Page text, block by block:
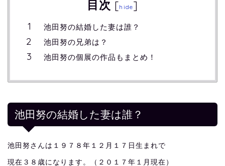
目次 [hide]
池田努の結婚した妻は誰？
池田努の兄弟は？
池田努の個展の作品もまとめ！
池田努の結婚した妻は誰？
池田努さんは１９７８年１２月１７日生まれで
現在３８歳になります。（２０１７年１月現在）